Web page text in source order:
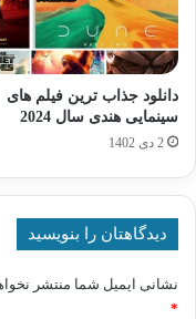
دانلود جذاب ترین فیلم های
سینمایی هندی سال 2024
2 دی 1402
دیدگاهتان را بنویسید
نشانی ایمیل شما منتشر
*